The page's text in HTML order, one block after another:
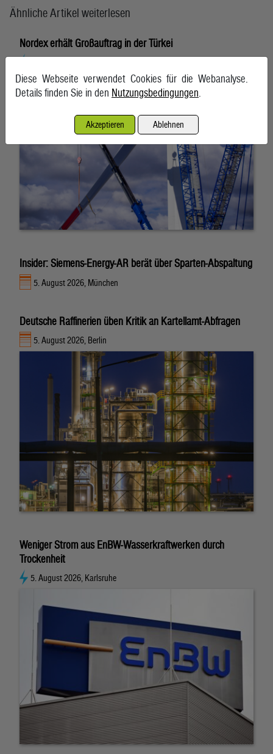
Ähnliche Artikel weiterlesen
Nordex erhält Großauftrag in der Türkei
Insider: Siemens-Energy-AR berät über Sparten-Abspaltung
5. August 2026, München
Deutsche Raffinerien üben Kritik an Kartellamt-Abfragen
5. August 2026, Berlin
Weniger Strom aus EnBW-Wasserkraftwerken durch
Trockenheit
5. August 2026, Karlsruhe
Diese Webseite verwendet Cookies für die Webanalyse.
Details finden Sie in den Nutzungsbedingungen
Akzeptieren Ablehnen